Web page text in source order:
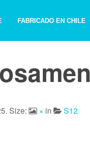
FABRICADO EN CHILE
. Size: × in S12